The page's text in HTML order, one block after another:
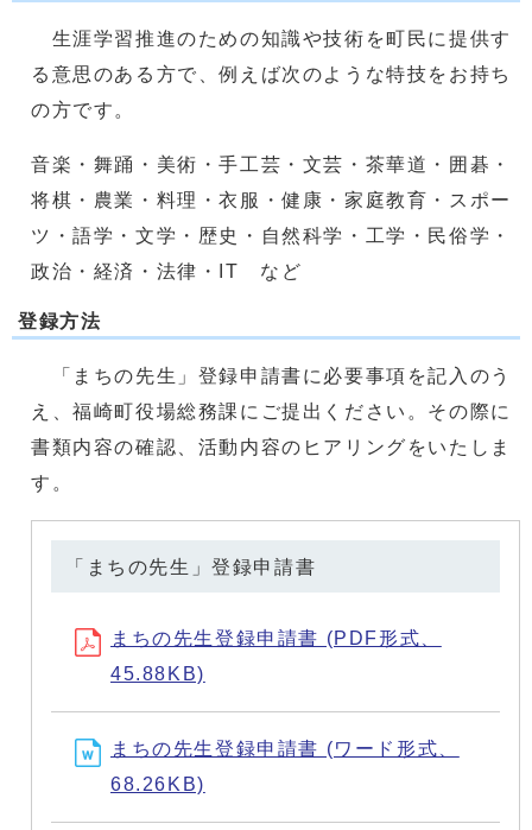
生涯学習推進のための知識や技術を町民に提供す
る意思のある方で、例えば次のような特技をお持ち
の方です。
音楽・舞踊・美術・手工芸・文芸・茶華道・囲碁・
将棋・農業・料理・衣服・健康・家庭教育・スポー
ツ・語学・文学・歴史・自然科学・工学・民俗学・
政治・経済・法律・IT など
登録方法
「まちの先生」登録申請書に必要事項を記入のう
え、福崎町役場総務課にご提出ください。その際に
書類内容の確認、活動内容のヒアリングをいたしま
す。
「まちの先生」登録申請書
まちの先生登録申請書 (PDF形式、
45.88KB)
まちの先生登録申請書 (ワード形式、
68.26KB)